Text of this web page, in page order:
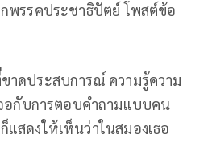
พรรคประชาธิปัตย์ โพสต์ข้อ
าดประสบการณ์ ความรู้ความ
อกับการตอบคำถามแบบคน
สดงให้เห็นว่าในสมองเธอ